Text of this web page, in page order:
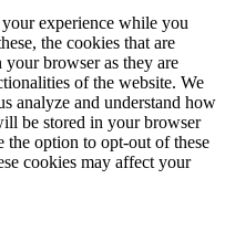
experience while you
the cookies that are
your browser as they are
of the website. We
analyze and understand how
be stored in your browser
the option to opt-out of these
cookies may affect your